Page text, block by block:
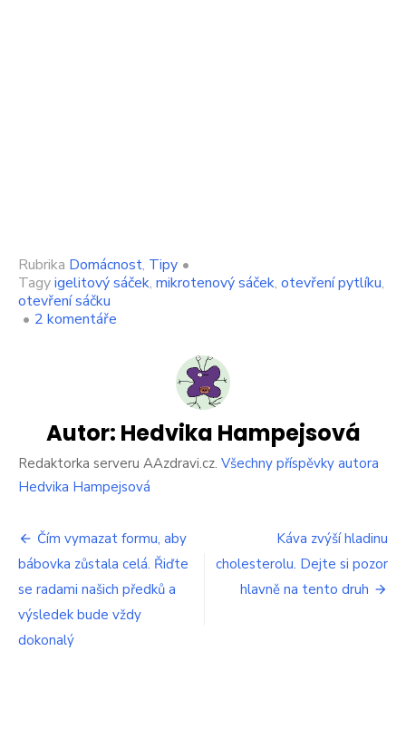
Rubrika Domácnost, Tipy •
Tagyigelitový sáček, mikrotenový sáček, otevření pytlíku,
otevření sáčku
• 2 komentáře
jak
okamžitě
otevřít
igelitový
sáček
obchodě.
se
s
ním
netrapte
Autor: Hedvika Hampejsová
Redaktorka serveru AAzdravi.cz. Všechny příspěvky autora
Hedvika Hampejsová
Navigace
pro
příspěvek
Čím vymazat formu, aby
bábovka zůstala celá. Řiďte
se radami našich předků a
výsledek bude vždy
dokonalý
Káva zvýší hladinu
cholesterolu. Dejte si pozor
hlavně na tento druh